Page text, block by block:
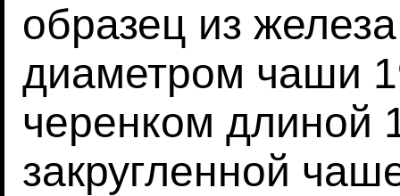
образец из
диаметром чаши
черенком длиной
закругленной